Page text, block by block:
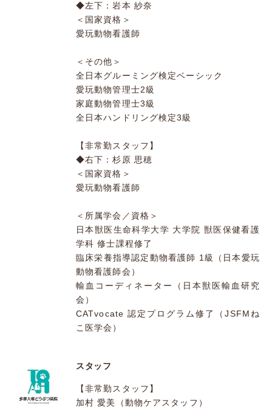
◆左下：岩本 紗奈
＜国家資格＞
愛玩動物看護師
＜その他＞
全日本グルーミング検定ベーシック
愛玩動物管理士2級
家庭動物管理士3級
全日本ハンドリング検定3級
【非常勤スタッフ】
◆右下：杉原 思穂
＜国家資格＞
愛玩動物看護師
＜所属学会／資格＞
日本獣医生命科学大学 大学院 獣医保健看護
学科 修士課程修了
臨床栄養指導認定動物看護師 1級（日本愛玩
動物看護師会）
輸血コーディネーター（日本獣医輸血研究
会）
CATvocate 認定プログラム修了（JSFMね
こ医学会）
スタッフ
【非常勤スタッフ】
加村 愛美（動物ケアスタッフ）